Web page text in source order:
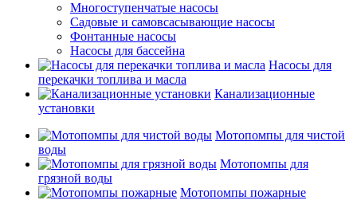
Многоступенчатые насосы
Садовые и самовсасывающие насосы
Фонтанные насосы
Насосы для бассейна
Насосы для
перекачки топлива и масла
Канализационные
установки
Мотопомпы для чистой
воды
Мотопомпы для
грязной воды
Мотопомпы пожарные